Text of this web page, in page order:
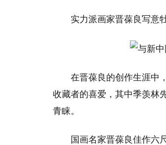
实力派画家晋葆良写意
在晋葆良的创作生涯中
收藏者的喜爱，其中季羡林
青睐。
国画名家晋葆良佳作六